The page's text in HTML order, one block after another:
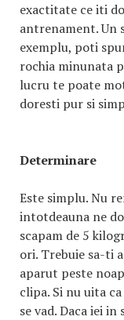
exactitate ce iti
antrenament. Un
exemplu, poti
rochia minunata
lucru te poate
doresti pur si
Determinare
Este simplu. Nu
intotdeauna ne
scapam de 5
ori. Trebuie sa-ti
aparut peste
clipa. Si nu uita
se vad. Daca iei